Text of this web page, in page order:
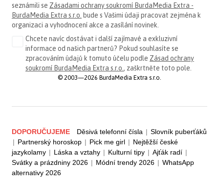
seznámili se Zásadami ochrany soukromí BurdaMedia Extra -
BurdaMedia Extra s.r.o. bude s Vašimi údaji pracovat zejména k
organizaci a vyhodnocení akce a zasílání novinek.
Chcete navíc dostávat i další zajímavé a exkluzivní
informace od našich partnerů? Pokud souhlasíte se
zpracováním údajů k tomuto účelu podle Zásad ochrany
soukromí BurdaMedia Extra s.r.o. , zaškrtněte toto pole.
© 2003—2026 BurdaMedia Extra s.r.o.
DOPORUČUJEME Děsivá telefonní čísla | Slovník puberťáků
| Partnerský horoskop | Pick me girl | Nejtěžší české
jazykolamy | Láska a vztahy | Kulturní tipy | Ajťák radí |
Svátky a prázdniny 2026 | Módní trendy 2026 | WhatsApp
alternativy 2026